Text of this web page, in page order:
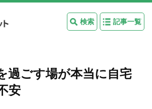
検索 記事一覧
過ごす場が本当に自宅
安